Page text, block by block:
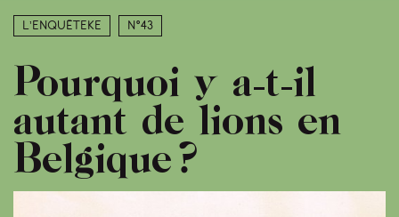
L’enquêteke N°43
Pourquoi y a-t-il
autant de lions en
Belgique ?